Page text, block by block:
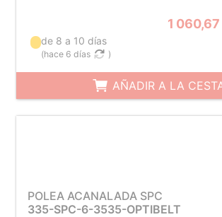
1
de 8 a 10 días
(hace 6 días )
AÑADIR A LA
POLEA ACANALADA SPC
335-SPC-6-3535-OPTIBELT